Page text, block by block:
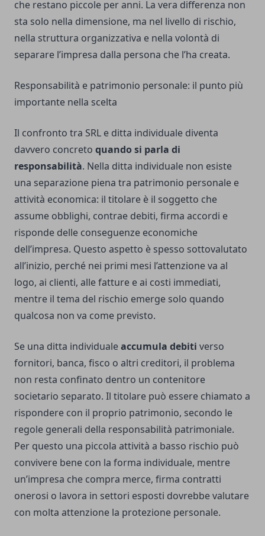
che restano piccole per anni. La vera differenza non
sta solo nella dimensione, ma nel livello di rischio,
nella struttura organizzativa e nella volontà di
separare l’impresa dalla persona che l’ha creata.
Responsabilità e patrimonio personale: il punto più
importante nella scelta
Il confronto tra SRL e ditta individuale diventa
davvero concreto quando si parla di
responsabilità. Nella ditta individuale non esiste
una separazione piena tra patrimonio personale e
attività economica: il titolare è il soggetto che
assume obblighi, contrae debiti, firma accordi e
risponde delle conseguenze economiche
dell’impresa. Questo aspetto è spesso sottovalutato
all’inizio, perché nei primi mesi l’attenzione va al
logo, ai clienti, alle fatture e ai costi immediati,
mentre il tema del rischio emerge solo quando
qualcosa non va come previsto.
Se una ditta individualeaccumula debiti verso
fornitori, banca, fisco o altri creditori, il problema
non resta confinato dentro un contenitore
societario separato. Il titolare può essere chiamato a
rispondere con il proprio patrimonio, secondo le
regole generali della responsabilità patrimoniale.
Per questo una piccola attività a basso rischio può
convivere bene con la forma individuale, mentre
un’impresa che compra merce, firma contratti
onerosi o lavora in settori esposti dovrebbe valutare
con molta attenzione la protezione personale.